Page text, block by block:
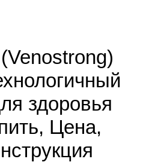
здоровья
Цена,